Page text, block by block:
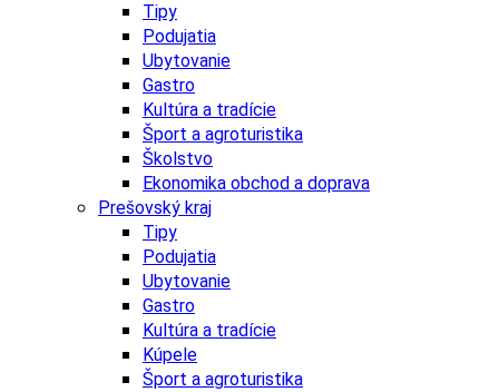
Tipy
Podujatia
Ubytovanie
Gastro
Kultúra a tradície
Šport a agroturistika
Školstvo
Ekonomika obchod a doprava
Prešovský kraj
Tipy
Podujatia
Ubytovanie
Gastro
Kultúra a tradície
Kúpele
Šport a agroturistika